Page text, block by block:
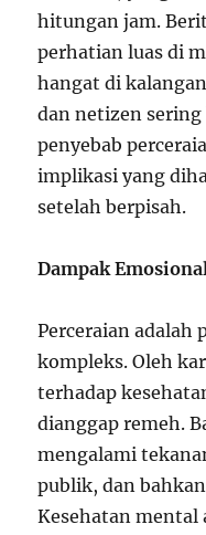
hitungan jam.
perhatian luas di
hangat di
dan netizen
penyebab
implikasi yang
setelah berpisah.
Dampak
Perceraian adalah
kompleks. Oleh
terhadap
dianggap remeh.
mengalami
publik, dan
Kesehatan mental